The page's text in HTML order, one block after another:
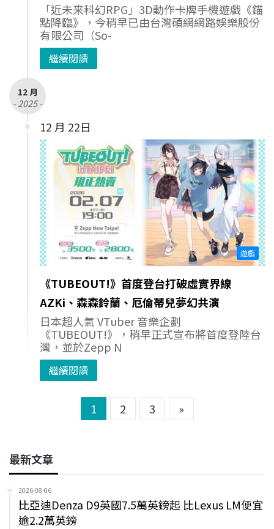
「近未来科幻RPG」3D動作卡牌手機遊戲《錨
點降臨》，今稍早已由台灣碩網網路娛樂股份
有限公司（So-
繼續閱讀
12 月
- 2025 -
12 月 22日
遊戲
《TUBEOUT!》首度登台打破虛實界線
AZKi、森森鈴蘭、厄倫蒂兒夢幻共演
日本超人氣 VTuber 音樂企劃
《TUBEOUT!》，稍早正式宣布將首度登陸台
灣，並於Zepp N
繼續閱讀
1 2 3 »
最新文章
2026-08-06
比亞迪Denza D9英國7.5萬英鎊起 比Lexus LM便宜
逾2.2萬英鎊